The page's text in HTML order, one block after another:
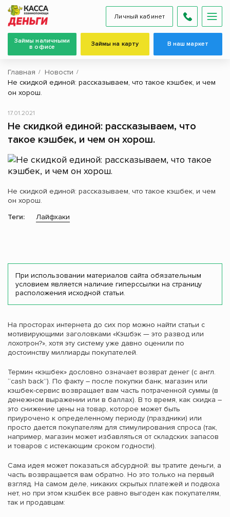
Личный кабинет
Займы наличными
в офисе
Займы на карту В наш маркет
Главная
Новости
Не скидкой единой: рассказываем, что такое кэшбек, и чем
он хорош.
Не скидкой единой: рассказываем, что
такое кэшбек, и чем он хорош.
17.01.2021
Не скидкой единой: рассказываем, что такое кэшбек, и чем
он хорош.
Теги:
Лайфхаки
При использовании материалов сайта обязательным
условием является наличие гиперссылки на страницу
расположения исходной статьи.
На просторах интернета до сих пор можно найти статьи с
мотивирующими заголовками «Кэшбэк — это развод или
лохотрон?», хотя эту систему уже давно оценили по
достоинству миллиарды покупателей.
Термин «кэшбек» дословно означает возврат денег (с англ.
“cash back”). По факту – после покупки банк, магазин или
кэшбек-сервис возвращает вам часть потраченной суммы (в
денежном выражении или в баллах). В то время, как скидка –
это снижение цены на товар, которое может быть
приурочено к определенному периоду (праздники) или
просто дается покупателям для стимулирования спроса (так,
например, магазин может избавляться от складских запасов
и товаров с истекающим сроком годности).
Сама идея может показаться абсурдной: вы тратите деньги, а
часть возвращается вам обратно. Но это только на первый
взгляд. На самом деле, никаких скрытых платежей и подвоха
нет, но при этом кэшбек все равно выгоден как покупателям,
так и продавцам: